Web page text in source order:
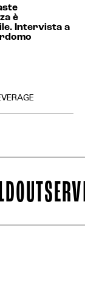
è
Intervista a